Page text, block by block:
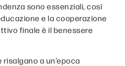
sono essenziali, così
e la cooperazione
finale è il benessere
a un’epoca